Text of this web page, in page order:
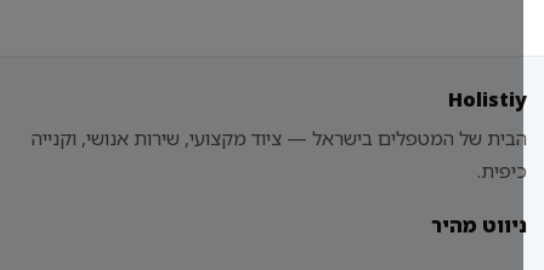
של המטפלים בישראל — ציוד מקצועי, שירות אנושי, וקנייה
מהיר